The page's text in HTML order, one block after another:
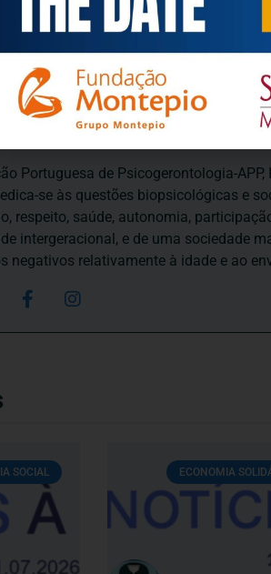
Portuguesa de
Portuguesa de Psicogerontologia-
se às questões biopsicológicas e
respeito, saúde, autonomia,
intergeracional, e de uma sociedade
negativos relativamente à idade e ao
SOCIAL ECONOMIA